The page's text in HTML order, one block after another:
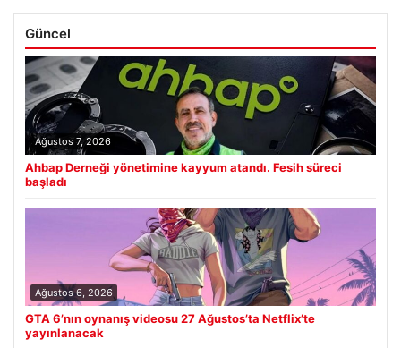
Güncel
Ağustos 7, 2026
Ahbap Derneği yönetimine kayyum atandı. Fesih süreci
başladı
Ağustos 6, 2026
GTA 6’nın oynanış videosu 27 Ağustos’ta Netflix’te
yayınlanacak